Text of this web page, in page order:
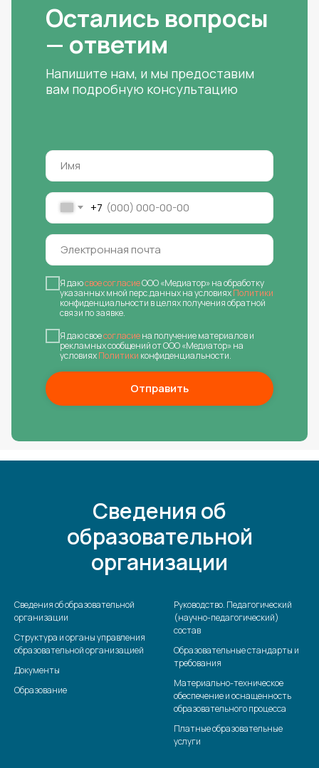
+7
Я даюсвое согласиеООО «Медиатор» на обработку
указанных мной перс.данных на условияхПолитики
конфиденциальности в целях получения обратной
связи по заявке.
Я даю своесогласиена получение материалов и
рекламных сообщений от ООО «Медиатор» на
условияхПолитики конфиденциальности.
Отправить
Остались вопросы
— ответим
Напишите нам, и мы предоставим
вам подробную консультацию
Сведения об
образовательной
организации
Сведения об образовательной
организации
Структура и органы управления
образовательной организацией
Документы
Образование
Руководство. Педагогический
(научно-педагогический)
состав
Образовательные стандарты и
требования
Материально-техническое
обеспечение и оснащенность
образовательного процесса
Платные образовательные
услуги